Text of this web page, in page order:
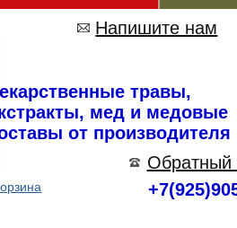
травы,
мед и медовые
от производителя
Напишите нам
Обратный